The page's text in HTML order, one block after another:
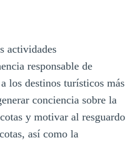
actividades
responsable de
los destinos turísticos más
conciencia sobre la
y motivar al resguardo
así como la